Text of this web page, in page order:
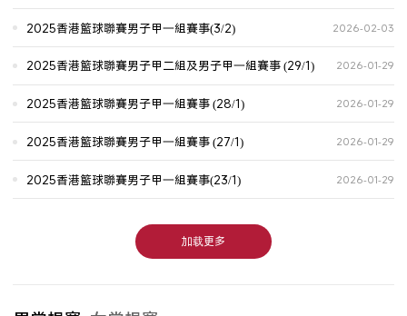
2025香港籃球聯賽男子甲一組賽事(3/2) 2026-02-03
2025香港籃球聯賽男子甲二組及男子甲一組賽事 (29/1) 2026-01-29
2025香港籃球聯賽男子甲一組賽事 (28/1) 2026-01-29
2025香港籃球聯賽男子甲一組賽事 (27/1) 2026-01-29
2025香港籃球聯賽男子甲一組賽事(23/1) 2026-01-29
加载更多